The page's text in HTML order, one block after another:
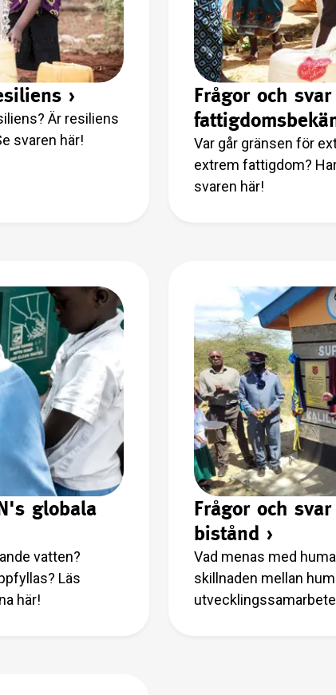
›
Är resiliens
svaren här!
Frågor och
Var går gränsen för
extrem fattigdom?
svaren här!
globala
vatten?
Läs
här!
Frågor och
bistånd ›
Vad menas med
skillnaden mellan